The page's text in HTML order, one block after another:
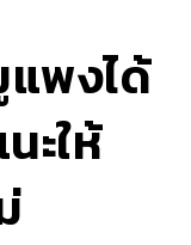
พงได้
ะให้